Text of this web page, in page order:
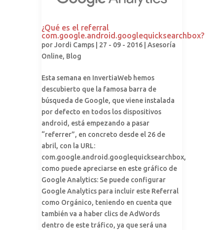
¿Qué es el referral
com.google.android.googlequicksearchbox?
porJordi Camps | 27 - 09 - 2016 | Asesoría
Online, Blog
Esta semana en InvertiaWeb hemos
descubierto que la famosa barra de
búsqueda de Google, que viene instalada
por defecto en todos los dispositivos
android, está empezando a pasar
“referrer”, en concreto desde el 26 de
abril, con la URL:
com.google.android.googlequicksearchbox,
como puede apreciarse en este gráfico de
Google Analytics: Se puede configurar
Google Analytics para incluir este Referral
como Orgánico, teniendo en cuenta que
también va a haber clics de AdWords
dentro de este tráfico, ya que será una